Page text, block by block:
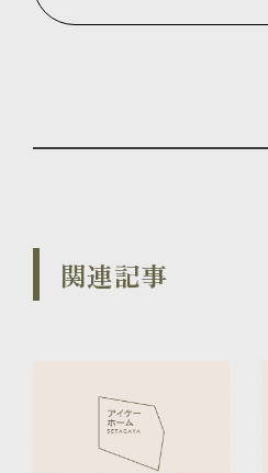
関連記事